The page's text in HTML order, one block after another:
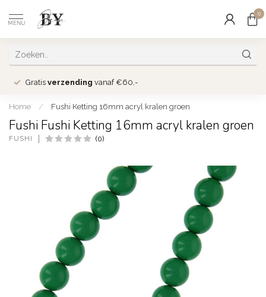
MENU
0
Gratis verzending vanaf €60,-
Home / Fushi Ketting 16mm acryl kralen groen
Fushi Fushi Ketting 16mm acryl kralen groen
FUSHI (0)